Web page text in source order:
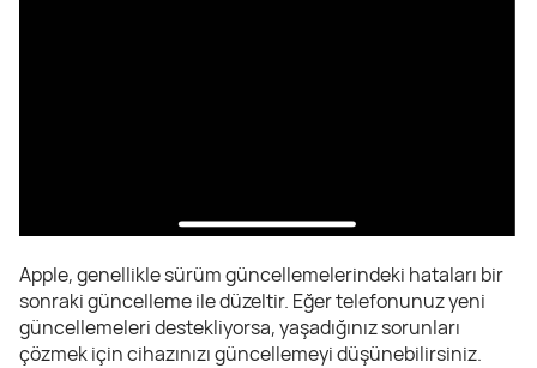
Apple, genellikle sürüm güncellemelerindeki hataları bir
sonraki güncelleme ile düzeltir. Eğer telefonunuz yeni
güncellemeleri destekliyorsa, yaşadığınız sorunları
çözmek için cihazınızı güncellemeyi düşünebilirsiniz.